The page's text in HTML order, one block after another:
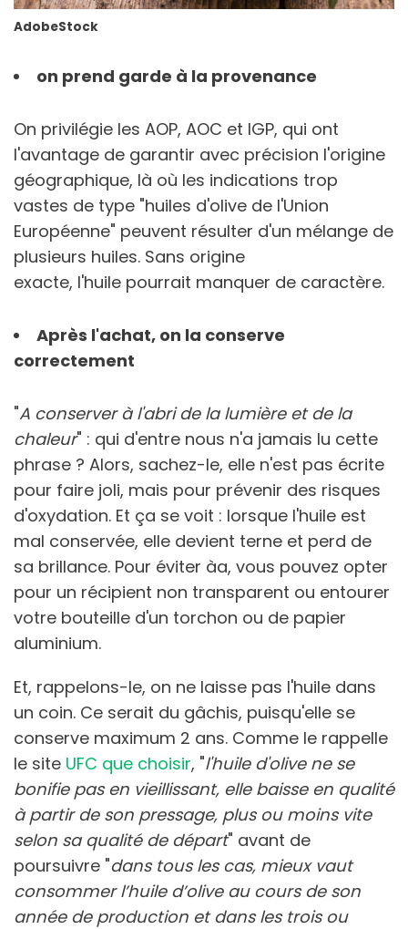
AdobeStock
on prend garde à la provenance
On privilégie les AOP, AOC et IGP, qui ont
l'avantage de garantir avec précision l'origine
géographique, là où les indications trop
vastes de type "huiles d'olive de l'Union
Européenne" peuvent résulter d'un mélange de
plusieurs huiles. Sans origine
exacte, l'huile pourrait manquer de caractère.
Après l'achat, on la conserve
correctement
"A conserver à l'abri de la lumière et de la
chaleur" : qui d'entre nous n'a jamais lu cette
phrase ? Alors, sachez-le, elle n'est pas écrite
pour faire joli, mais pour prévenir des risques
d'oxydation. Et ça se voit : lorsque l'huile est
mal conservée, elle devient terne et perd de
sa brillance. Pour éviter àa, vous pouvez opter
pour un récipient non transparent ou entourer
votre bouteille d'un torchon ou de papier
aluminium.
Et, rappelons-le, on ne laisse pas l'huile dans
un coin. Ce serait du gâchis, puisqu'elle se
conserve maximum 2 ans. Comme le rappelle
le site UFC que choisir, "l'huile d'olive ne se
bonifie pas en vieillissant, elle baisse en qualité
à partir de son pressage, plus ou moins vite
selon sa qualité de départ" avant de
poursuivre "dans tous les cas, mieux vaut
consommer l’huile d’olive au cours de son
année de production et dans les trois ou